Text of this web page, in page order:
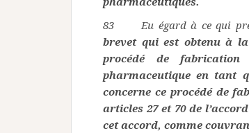
83 Eu égard à ce qui
brevet qui est obtenu à
procédé de
pharmaceutique en tant
concerne ce procédé de
articles 27 et 70 de
cet accord, comme